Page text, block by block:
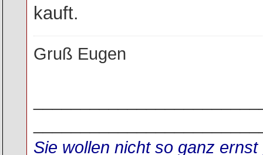
kauft.
Gruß Eugen
Sie wollen nicht so ganz